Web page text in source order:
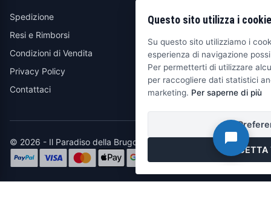
Spedizione
Resi e Rimborsi
Condizioni di Vendita
Privacy Policy
Contattaci
© 2026 - Il Paradiso della Brugola
Questo sito utilizza i cookie
Su questo sito utilizziamo i
esperienza di navigazione
Per permetterti di utilizzare
per raccogliere dati statistici
marketing. Per saperne di più